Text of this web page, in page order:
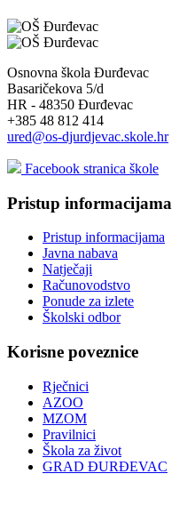
Osnovna škola Đurđevac
Basaričekova 5/d
HR - 48350 Đurđevac
+385 48 812 414
ured@os-djurdjevac.skole.hr
Facebook stranica škole
Pristup informacijama
Pristup informacijama
Javna nabava
Natječaji
Računovodstvo
Ponude za izlete
Školski odbor
Korisne poveznice
Rječnici
AZOO
MZOM
Pravilnici
Škola za život
GRAD ĐURĐEVAC